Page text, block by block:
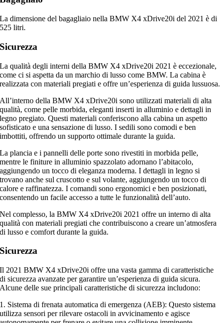
La dimensione del bagagliaio nella BMW X4 xDrive20i del 2021 è di
525 litri.
Sicurezza
La qualità degli interni della BMW X4 xDrive20i 2021 è eccezionale,
come ci si aspetta da un marchio di lusso come BMW. La cabina è
realizzata con materiali pregiati e offre un’esperienza di guida lussuosa.
All’interno della BMW X4 xDrive20i sono utilizzati materiali di alta
qualità, come pelle morbida, eleganti inserti in alluminio e dettagli in
legno pregiato. Questi materiali conferiscono alla cabina un aspetto
sofisticato e una sensazione di lusso. I sedili sono comodi e ben
imbottiti, offrendo un supporto ottimale durante la guida.
La plancia e i pannelli delle porte sono rivestiti in morbida pelle,
mentre le finiture in alluminio spazzolato adornano l’abitacolo,
aggiungendo un tocco di eleganza moderna. I dettagli in legno si
trovano anche sul cruscotto e sul volante, aggiungendo un tocco di
calore e raffinatezza. I comandi sono ergonomici e ben posizionati,
consentendo un facile accesso a tutte le funzionalità dell’auto.
Nel complesso, la BMW X4 xDrive20i 2021 offre un interno di alta
qualità con materiali pregiati che contribuiscono a creare un’atmosfera
di lusso e comfort durante la guida.
Sicurezza
Il 2021 BMW X4 xDrive20i offre una vasta gamma di caratteristiche
di sicurezza avanzate per garantire un’esperienza di guida sicura.
Alcune delle sue principali caratteristiche di sicurezza includono:
1. Sistema di frenata automatica di emergenza (AEB): Questo sistema
utilizza sensori per rilevare ostacoli in avvicinamento e agisce